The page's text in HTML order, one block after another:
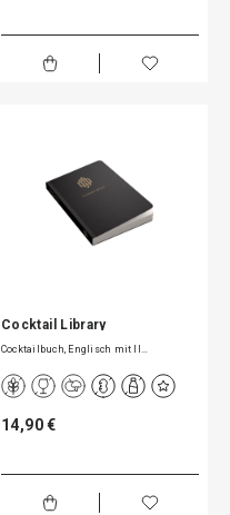
Cocktail Library
Cocktailbuch, Englisch mit Il…
14,90 €